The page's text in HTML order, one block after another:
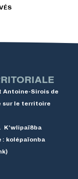
Antoine-Sirois de
sur le territoire
K’wlipaï8ba
: kolépaïonba